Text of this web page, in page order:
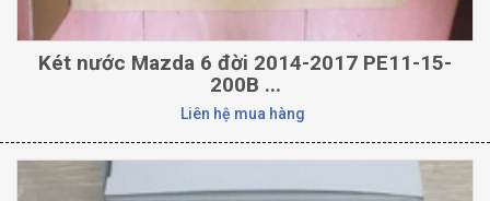
Két nước Mazda 6 đời 2014-2017 PE11-15-
200B ...
Liên hệ mua hàng